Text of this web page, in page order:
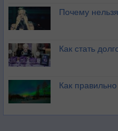
Почему
Как стать
Как